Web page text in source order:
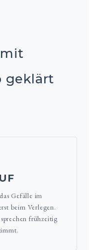
geklärt
Gefälle im
beim Verlegen.
frühzeitig